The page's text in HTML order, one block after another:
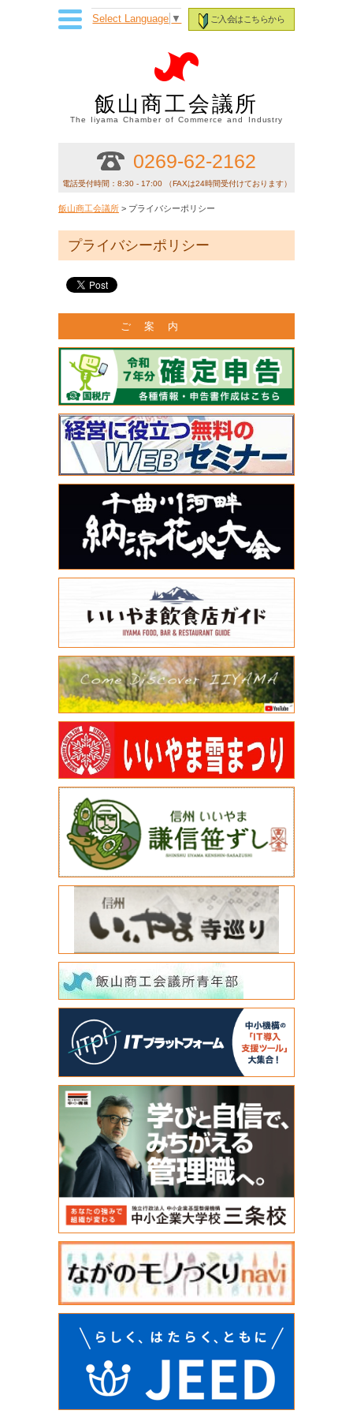
ご入会はこちらから
Select Language ▼
飯山商工会議所
The Iiyama Chamber of Commerce and Industry
0269-62-2162
電話受付時間：8:30 - 17:00 （FAXは24時間受付けております）
飯山商工会議所 > プライバシーポリシー
プライバシーポリシー
ご 案 内